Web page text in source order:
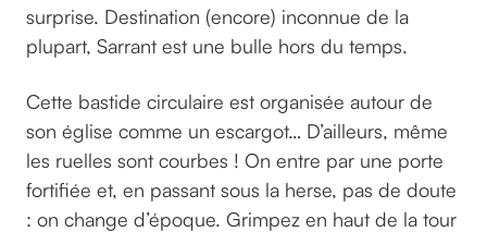
surprise. Destination (encore) inconnue de la
plupart, Sarrant est une bulle hors du temps.
Cette bastide circulaire est organisée autour de
son église comme un escargot… D’ailleurs, même
les ruelles sont courbes ! On entre par une porte
fortifiée et, en passant sous la herse, pas de doute
: on change d’époque. Grimpez en haut de la tour